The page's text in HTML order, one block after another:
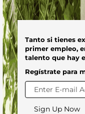
Tanto si tienes
primer empleo,
talento que hay
Regístrate para